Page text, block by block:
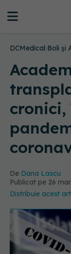
DCMedical›Boli și
De Dana Lascu
Publicat pe 26
Distribuie acest